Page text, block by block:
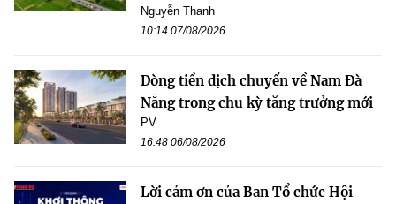
Nguyễn Thanh
10:14 07/08/2026
Dòng tiền dịch chuyển về Nam Đà
Nẵng trong chu kỳ tăng trưởng mới
PV
16:48 06/08/2026
Lời cảm ơn của Ban Tổ chức Hội